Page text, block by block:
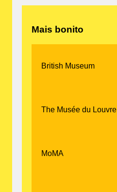
Mais bonito
British Museum
The Musée du Louvre
MoMA